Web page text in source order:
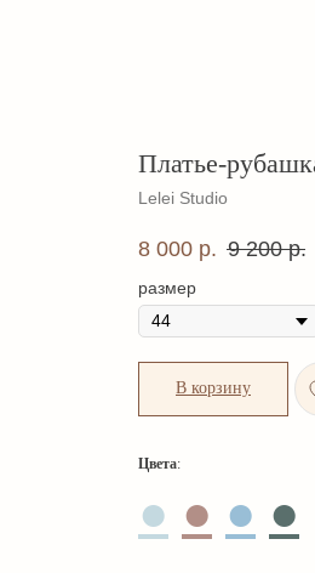
Платье-
Lelei Studio
8 000 р. 9 200 р.
размер
В корзину
Цвета:
● ● ● ●